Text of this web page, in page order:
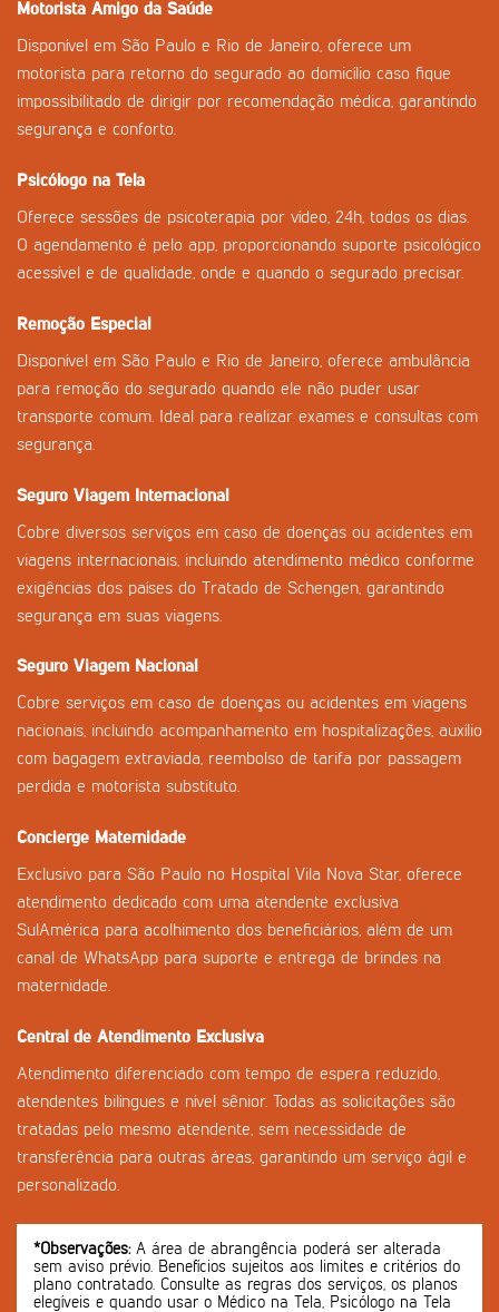
Motorista Amigo da Saúde
Disponível em São Paulo e Rio de Janeiro, oferece um
motorista para retorno do segurado ao domicílio caso fique
impossibilitado de dirigir por recomendação médica, garantindo
segurança e conforto.
Psicólogo na Tela
Oferece sessões de psicoterapia por vídeo, 24h, todos os dias.
O agendamento é pelo app, proporcionando suporte psicológico
acessível e de qualidade, onde e quando o segurado precisar.
Remoção Especial
Disponível em São Paulo e Rio de Janeiro, oferece ambulância
para remoção do segurado quando ele não puder usar
transporte comum. Ideal para realizar exames e consultas com
segurança.
Seguro Viagem Internacional
Cobre diversos serviços em caso de doenças ou acidentes em
viagens internacionais, incluindo atendimento médico conforme
exigências dos países do Tratado de Schengen, garantindo
segurança em suas viagens.
Seguro Viagem Nacional
Cobre serviços em caso de doenças ou acidentes em viagens
nacionais, incluindo acompanhamento em hospitalizações, auxílio
com bagagem extraviada, reembolso de tarifa por passagem
perdida e motorista substituto.
Concierge Maternidade
Exclusivo para São Paulo no Hospital Vila Nova Star, oferece
atendimento dedicado com uma atendente exclusiva
SulAmérica para acolhimento dos beneficiários, além de um
canal de WhatsApp para suporte e entrega de brindes na
maternidade.
Central de Atendimento Exclusiva
Atendimento diferenciado com tempo de espera reduzido,
atendentes bilíngues e nível sênior. Todas as solicitações são
tratadas pelo mesmo atendente, sem necessidade de
transferência para outras áreas, garantindo um serviço ágil e
personalizado.
*Observações:A área de abrangência poderá ser alterada
sem aviso prévio. Benefícios sujeitos aos limites e critérios do
plano contratado. Consulte as regras dos serviços, os planos
elegíveis e quando usar o Médico na Tela, Psicólogo na Tela